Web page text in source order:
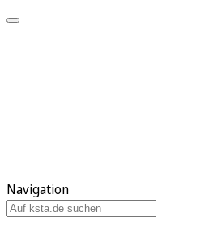
Navigation